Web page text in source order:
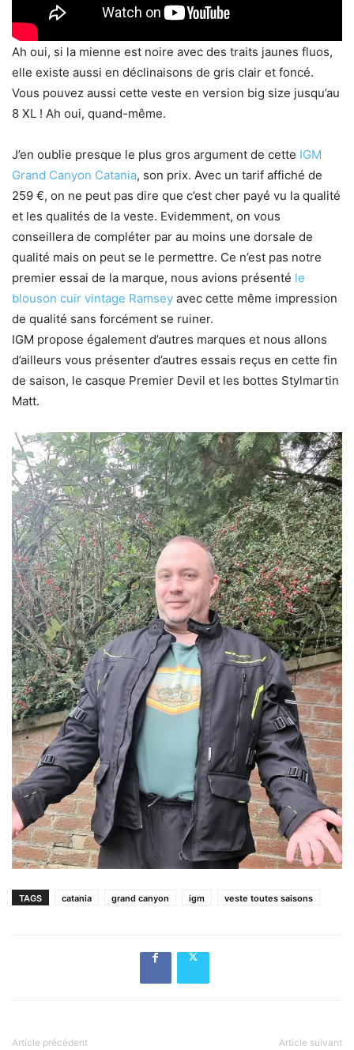
Ah oui, si la mienne est noire avec des traits jaunes fluos,
elle existe aussi en déclinaisons de gris clair et foncé.
Vous pouvez aussi cette veste en version big size jusqu’au
8 XL ! Ah oui, quand-même.
J’en oublie presque le plus gros argument de cette IGM
Grand Canyon Catania, son prix. Avec un tarif affiché de
259 €, on ne peut pas dire que c’est cher payé vu la qualité
et les qualités de la veste. Evidemment, on vous
conseillera de compléter par au moins une dorsale de
qualité mais on peut se le permettre. Ce n’est pas notre
premier essai de la marque, nous avions présenté le
blouson cuir vintage Ramsey avec cette même impression
de qualité sans forcément se ruiner.
IGM propose également d’autres marques et nous allons
d’ailleurs vous présenter d’autres essais reçus en cette fin
de saison, le casque Premier Devil et les bottes Stylmartin
Matt.
TAGS catania grand canyon igm veste toutes saisons
Article précédent Article suivant